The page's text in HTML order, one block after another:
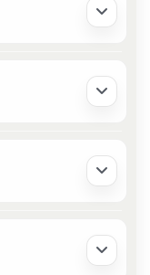
Déplier
Déplier
Déplier
Déplier